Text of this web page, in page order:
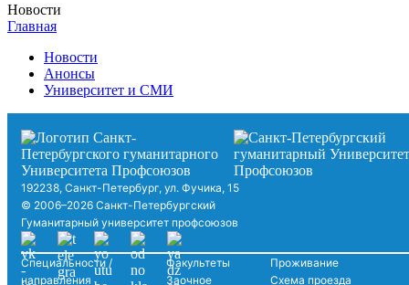
Новости
Главная
Новости
Анонсы
Университет и СМИ
192238, Санкт-Петербург, ул. Фучика, 15
© 2006–2026 Санкт-Петербургский
Гуманитарный университет профсоюзов
Специальности /
направления
Факультеты
Заочное
Проживание
Схема проезда